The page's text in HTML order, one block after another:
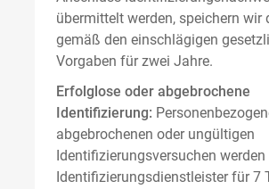
übermittelt werden, speichern wir
gemäß den einschlägigen
Vorgaben für zwei Jahre.
Erfolglose oder abgebrochene
Identifizierung:
abgebrochenen oder ungültigen
Identifizierungsversuchen werden
Identifizierungsdienstleister für 7